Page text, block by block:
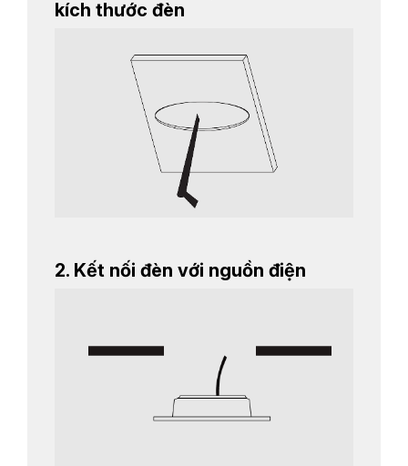
kích thước đèn
2. Kết nối đèn với nguồn điện